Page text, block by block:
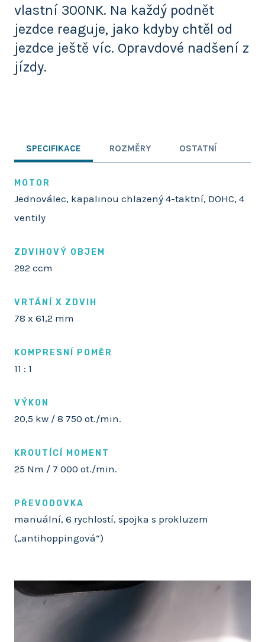
vlastní 300NK. Na každý podnět
jezdce reaguje, jako kdyby chtěl od
jezdce ještě víc. Opravdové nadšení z
jízdy.
SPECIFIKACE ROZMĚRY OSTATNÍ
MOTOR
Jednoválec, kapalinou chlazený 4-taktní, DOHC, 4
ventily
ZDVIHOVÝ OBJEM
292 ccm
VRTÁNÍ X ZDVIH
78 x 61,2 mm
KOMPRESNÍ POMĚR
11 : 1
VÝKON
20,5 kw / 8 750 ot./min.
KROUTÍCÍ MOMENT
25 Nm / 7 000 ot./min.
PŘEVODOVKA
manuální, 6 rychlostí, spojka s prokluzem
(„antihoppingová“)